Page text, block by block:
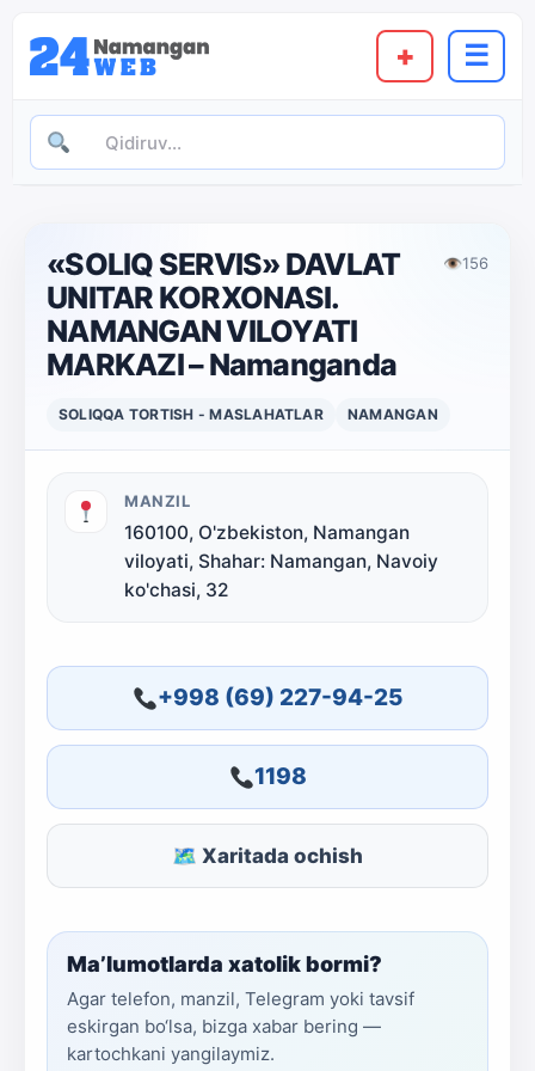
+ ☰
«SOLIQ SERVIS» DAVLAT
UNITAR KORXONASI.
NAMANGAN VILOYATI
MARKAZI – Namanganda
👁156
SOLIQQA TORTISH - MASLAHATLAR NAMANGAN
MANZIL
160100, O'zbekiston, Namangan
viloyati, Shahar: Namangan, Navoiy
ko'chasi, 32
+998 (69) 227-94-25
1198
🗺 Xaritada ochish
Ma’lumotlarda xatolik bormi?
Agar telefon, manzil, Telegram yoki tavsif
eskirgan bo‘lsa, bizga xabar bering —
kartochkani yangilaymiz.